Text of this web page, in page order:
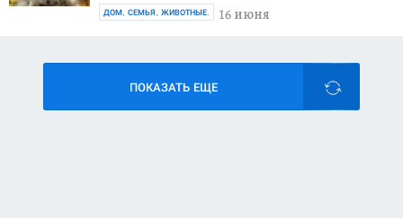
16 июня
ДОМ, СЕМЬЯ, ЖИВОТНЫЕ.
ПОКАЗАТЬ ЕЩЕ